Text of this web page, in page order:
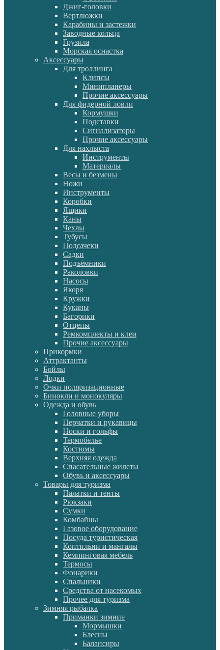
Джиг-головки
Вертлюжки
Карабины и застежки
Заводные кольца
Грузила
Морская оснастка
Аксессуары
Для троллинга
Клипсы
Минипланеры
Прочие аксессуары
Для фидерной ловли
Кормушки
Подставки
Сигнализаторы
Прочие аксессуары
Для нахлыста
Инструменты
Материалы
Весы и безмены
Ножи
Инструменты
Коробки
Ящики
Каны
Чехлы
Тубусы
Подсачеки
Садки
Подъёмники
Раколовки
Насосы
Якоря
Кружки
Куканы
Багорики
Отцепы
Ремкомплекты и клеи
Прочие аксессуары
Прикормки
Аттрактанты
Бойлы
Лодки
Очки поляризационные
Бинокли и монокуляры
Одежда и обувь
Головные уборы
Перчатки и рукавицы
Носки и гольфы
Термобелье
Костюмы
Верхняя одежда
Спасательные жилеты
Обувь и аксессуары
Товары для туризма
Палатки и тенты
Рюкзаки
Сумки
Комбайны
Газовое оборудование
Посуда туристическая
Коптильни и мангалы
Кемпинговая мебель
Термосы
Фонарики
Спальники
Средства от насекомых
Прочее для туризма
Зимняя рыбалка
Приманки зимние
Мормышки
Блесны
Балансиры